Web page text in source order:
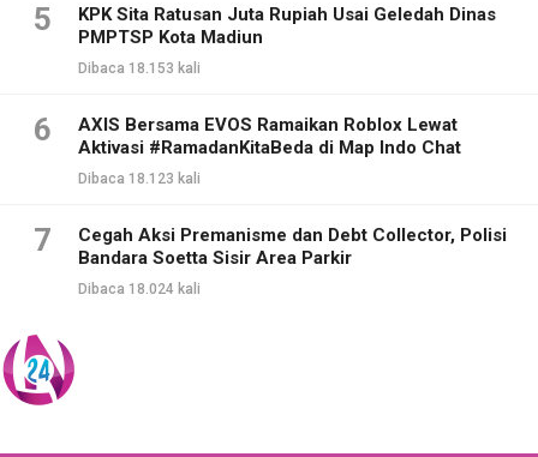
5
KPK Sita Ratusan Juta Rupiah Usai Geledah Dinas
PMPTSP Kota Madiun
Dibaca 18.153 kali
6
AXIS Bersama EVOS Ramaikan Roblox Lewat
Aktivasi #RamadanKitaBeda di Map Indo Chat
Dibaca 18.123 kali
7
Cegah Aksi Premanisme dan Debt Collector, Polisi
Bandara Soetta Sisir Area Parkir
Dibaca 18.024 kali